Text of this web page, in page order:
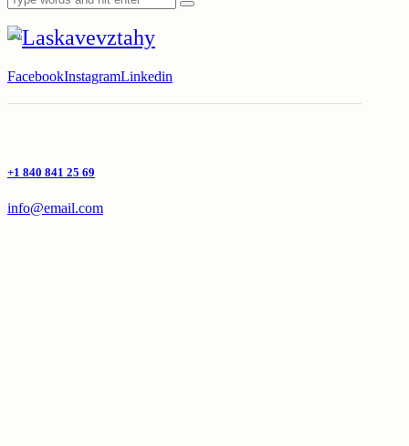
FacebookInstagramLinkedin
+1 840 841 25 69
info@email.com